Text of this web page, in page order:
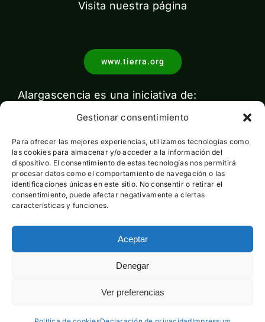
Gestionar consentimiento
Para ofrecer las mejores experiencias, utilizamos tecnologías como
las cookies para almacenar y/o acceder a la información del
dispositivo. El consentimiento de estas tecnologías nos permitirá
procesar datos como el comportamiento de navegación o las
identificaciones únicas en este sitio. No consentir o retirar el
consentimiento, puede afectar negativamente a ciertas
características y funciones.
Aceptar
Denegar
Ver preferencias
Visita nuestra página
www.tierra.org
Alargascencia es una iniciativa de:
Con el apoyo de:
Esta actividad ha sido financiada por el Ministerio para la